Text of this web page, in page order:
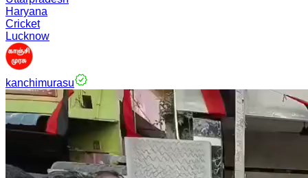
Haryana
Cricket
Lucknow
kanchimurasu